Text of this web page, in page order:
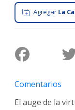
General
La
Deportes
y
Agregar La
Comentarios
El auge de la